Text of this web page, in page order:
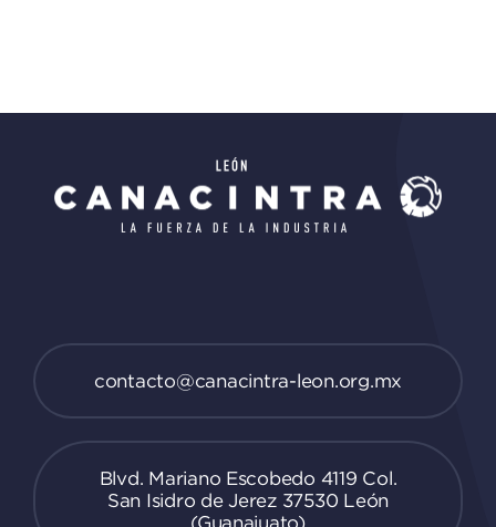
contacto@canacintra-leon.org.mx
Blvd. Mariano Escobedo 4119 Col.
San Isidro de Jerez 37530 León
(Guanajuato)